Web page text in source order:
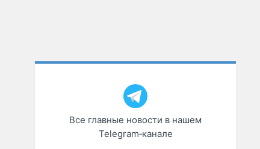
Все главные новости в нашем
Telegram‑канале